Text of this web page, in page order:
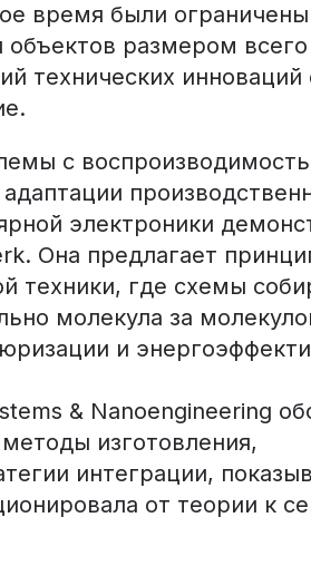
время были ограничены
размером
технических инноваций
с
электроники
Она предлагает
техники, где схемы
молекула за
и
& Nanoengineering
изготовления,
интеграции,
от теории к